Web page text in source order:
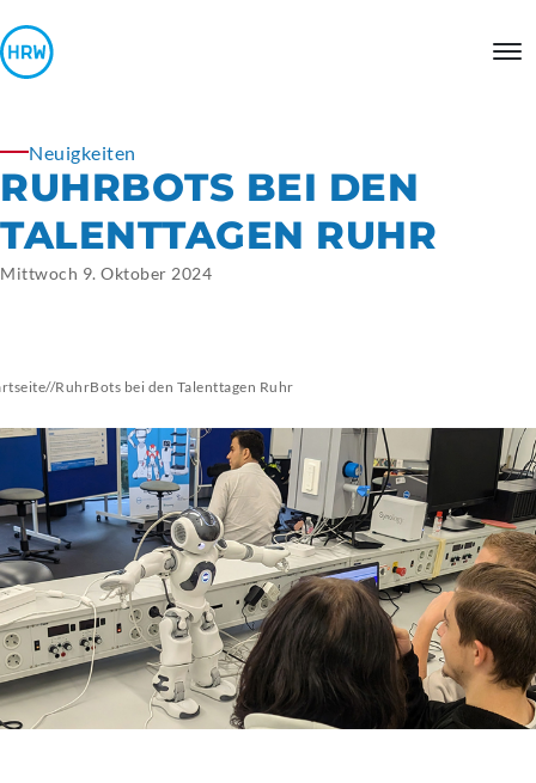
Neuigkeiten
RUHRBOTS BEI DEN
TALENTTAGEN RUHR
Mittwoch 9. Oktober 2024
//RuhrBots bei den Talenttagen Ruhr